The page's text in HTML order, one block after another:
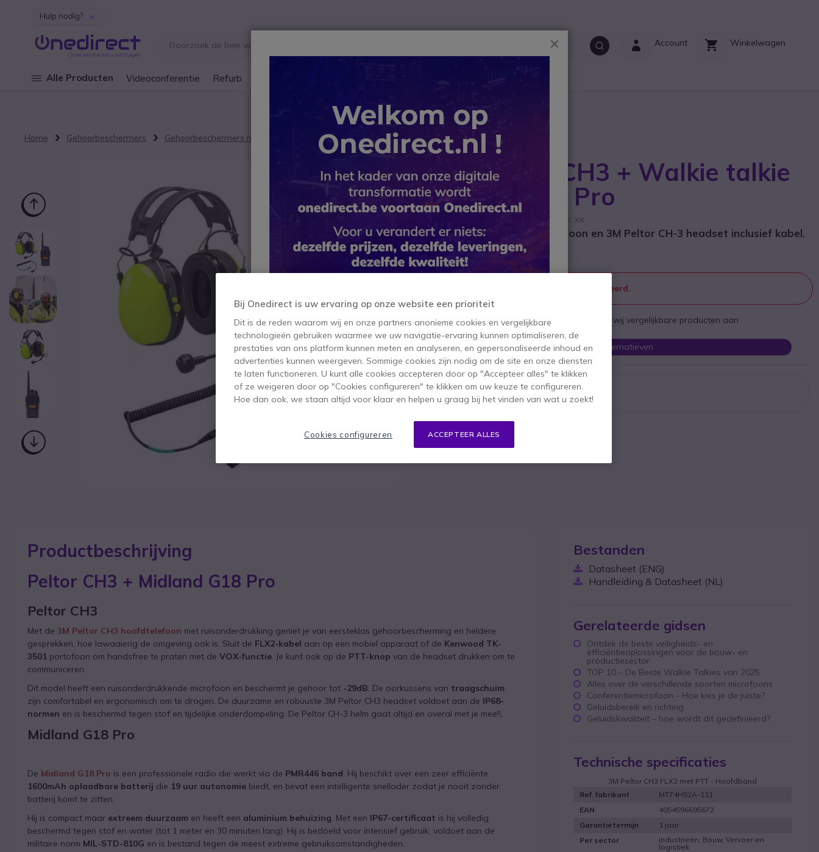
Ga naar de inhoud
Hulp nodig?
Winkelwagen
Account
Alle Producten Videoconferentie Refurb Waarom Onedirect?
B2B-webshop – Minimale bestelwaarde: 300 € (excl. btw)
Home Gehoorbeschermers Gehoorbeschermers met microfoons Pack Peltor CH3 + Walkie talkie Midland G18 Pro
Pack Peltor CH3 + Walkie talkie
Midland G18 Pro
SKU PELFLX221MIG18 // Referentie fabrikant: XX
Communicatieset met portofoon en 3M Peltor CH-3 headset inclusief kabel.
4.8 van 15 Reviews
Dit product wordt niet meer geproduceerd.
Om u van dienst te zijn bieden wij vergelijkbare producten aan
Bekijk alternatieven
Productbeschrijving
Peltor CH3 + Midland G18 Pro
Peltor CH3
Met de 3M Peltor CH3 hoofdtelefoon met ruisonderdrukking geniet je van eersteklas gehoorbescherming en heldere
gesprekken, hoe lawaaierig de omgeving ook is. Sluit de FLX2-kabel aan op een mobiel apparaat of de Kenwood TK-
3501 portofoon om handsfree te praten met de VOX-functie . Je kunt ook op de PTT-knop van de headset drukken om te
communiceren.
Dit model heeft een ruisonderdrukkende microfoon en beschermt je gehoor tot -29dB . De oorkussens van traagschuim
zijn comfortabel en ergonomisch om te dragen. De duurzame en robuuste 3M Peltor CH3 headset voldoet aan de IP68-
normen en is beschermd tegen stof en tijdelijke onderdompeling. De Peltor CH-3 helm gaat altijd en overal met je mee!\
Midland G18 Pro
De Midland G18 Pro is een professionele radio die werkt via de PMR446 band . Hij beschikt over een zeer efficiënte
1600mAh oplaadbare batterij die 19 uur autonomie biedt, en bevat een intelligente snellader zodat je nooit zonder
batterij komt te zitten.
Hij is compact maar extreem duurzaam en heeft een aluminium behuizing . Met een IP67-certificaat is hij volledig
beschermd tegen stof en water (tot 1 meter en 30 minuten lang). Hij is bedoeld voor intensief gebruik, voldoet aan de
militaire norm MIL-STD-810G en is bestand tegen de meest extreme gebruiksomstandigheden.
Bestanden
Datasheet (ENG)
Handleiding & Datasheet (NL)
Gerelateerde gidsen
Ontdek de beste veiligheids- en
efficiëntieoplossingen voor de bouw- en
productiesector
TOP 10 – De Beste Walkie Talkies van 2025
Alles over de verschillende soorten microfoons
Conferentiemicrofoon - Hoe kies je de juiste?
Geluidsbereik en richting
Geluidskwaliteit – hoe wordt dit gedefinieerd?
Technische specificaties
3M Peltor CH3 FLX2 met PTT - Hoofdband
Ref. fabrikant
MT74H52A-111
EAN
4054596695672
Garantietermijn
1 jaar
Per sector
industrieën, Bouw, Vervoer en
logistiek
Bij Onedirect is uw ervaring op onze website een prioriteit
Dit is de reden waarom wij en onze partners anonieme cookies en vergelijkbare
technologieën gebruiken waarmee we uw navigatie-ervaring kunnen optimaliseren, de
prestaties van ons platform kunnen meten en analyseren, en gepersonaliseerde inhoud en
advertenties kunnen weergeven. Sommige cookies zijn nodig om de site en onze diensten
te laten functioneren. U kunt alle cookies accepteren door op "Accepteer alles" te klikken
of ze weigeren door op "Cookies configureren" te klikken om uw keuze te configureren.
Hoe dan ook, we staan altijd voor klaar en helpen u graag bij het vinden van wat u zoekt!
ACCEPTEER ALLES
Cookies configureren